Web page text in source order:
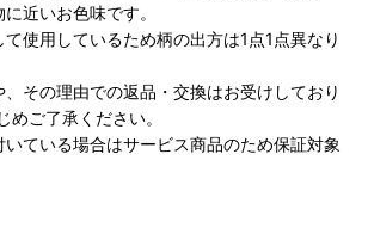
近いお色味です。
使用しているため柄の出方は1点1点異なり
その理由での返品・交換はお受けしており
めご了承ください。
ている場合はサービス商品のため保証対象